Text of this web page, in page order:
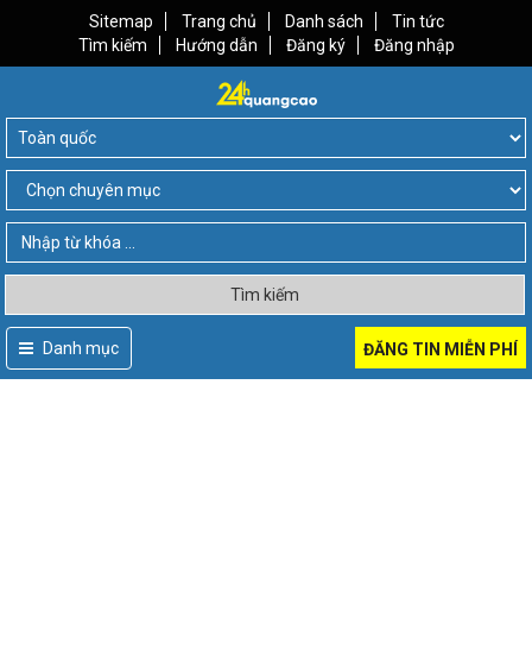
Sitemap Trang chủ Danh sách
Tin tức
Tìm kiếm
Hướng dẫn Đăng ký Đăng nhập
Tìm kiếm
Danh mục ĐĂNG TIN MIỄN PHÍ